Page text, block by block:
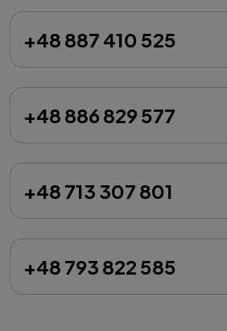
+48 887 410 525
+48 886 829 577
+48 713 307 801
+48 793 822 585